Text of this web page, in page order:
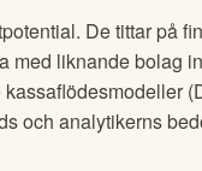
De tittar på
med liknande bolag
och analytikerns